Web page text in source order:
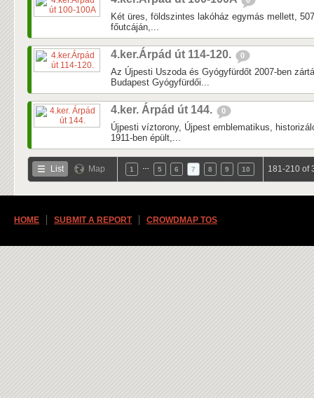
Két üres, földszintes lakóház egymás mellett,
főutcáján,...
4.ker.Árpád út 114-120. 0
Az Újpesti Uszoda és Gyógyfürdőt 2007-ben
Budapest Gyógyfürdői...
4.ker. Árpád út 144. 0
Újpesti víztorony, Újpest emblematikus,
1911-ben épült,...
List Map 1 5 6 7 8 9 10 181-210 of
HOME SUBMIT A REPORT CROWDMAP TOS